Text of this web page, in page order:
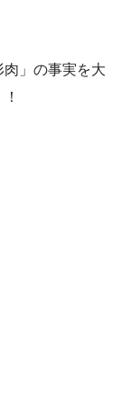
」の事実を大